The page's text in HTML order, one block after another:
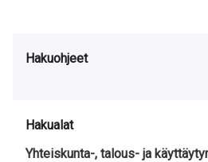
Hakuohjeet
Hakualat
Yhteiskunta-, talous- ja